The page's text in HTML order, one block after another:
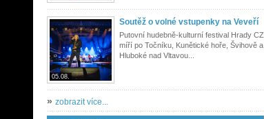
05.08.
Soutěž o volné vstupenky na Veveří
Putovní hudebně-kulturní festival Hrady CZ
míří po Točníku, Kunětické hoře, Švihově a
Hluboké nad Vltavou...
» zobrazit více...